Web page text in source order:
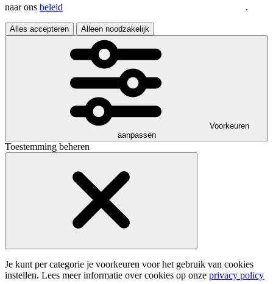
naar ons beleid .
Alles accepteren Alleen noodzakelijk
Voorkeuren
aanpassen
Toestemming beheren
Je kunt per categorie je voorkeuren voor het gebruik van cookies
instellen. Lees meer informatie over cookies op onze privacy policy